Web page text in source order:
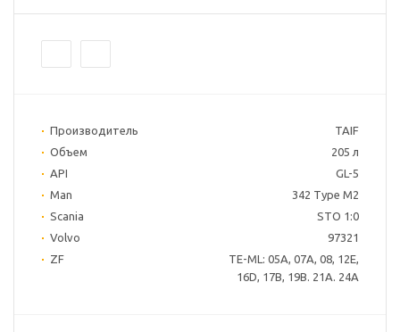
Производитель
TAIF
Объем
205 л
API
GL-5
Man
342 Type M2
Scania
STO 1:0
Volvo
97321
ZF
TE-ML: 05A, 07A, 08, 12E,
16D, 17B, 19B. 21A. 24A